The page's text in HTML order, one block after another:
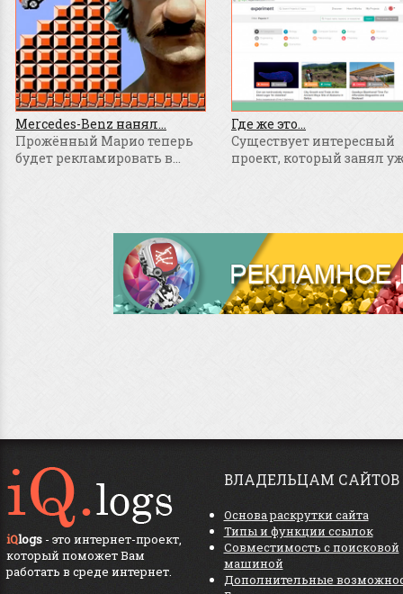
Mercedes-Benz нанял...
Прожённый Марио теперь
будет рекламировать в...
Где же это...
Существует интересный
проект, который занял
iQlogs - это интернет-проект,
который поможет Вам
работать в среде интернет.
ВЛАДЕЛЬЦАМ САЙТОВ
Основа раскрутки сайта
Типы и функции ссылок
Совместимость с поисковой
машиной
Дополнительные